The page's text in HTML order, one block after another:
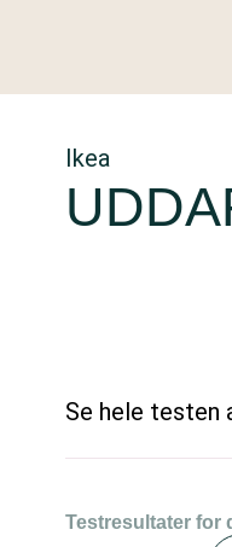
Ikea
Se hele testen
Testresultater for